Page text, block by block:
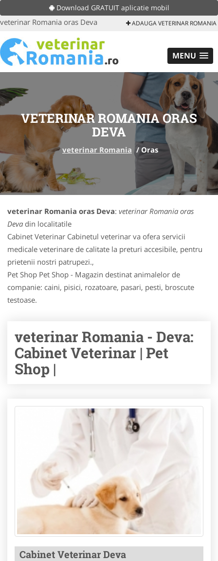
Download GRATUIT aplicatie mobil
veterinar Romania oras Deva ADAUGA VETERINAR ROMANIA
MENU
VETERINAR ROMANIA ORAS
DEVA
veterinar Romania / Oras
veterinar Romania oras Deva: veterinar Romania oras
Deva din localitatile
Cabinet Veterinar Cabinetul veterinar va ofera servicii
medicale veterinare de calitate la preturi accesibile, pentru
prietenii nostri patrupezi.,
Pet Shop Pet Shop - Magazin destinat animalelor de
companie: caini, pisici, rozatoare, pasari, pesti, broscute
testoase.
veterinar Romania - Deva:
Cabinet Veterinar | Pet
Shop |
Cabinet Veterinar Deva